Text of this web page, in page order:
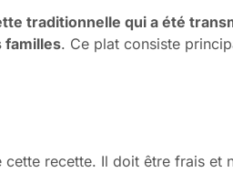
traditionnelle qui a été
familles. Ce plat consiste
recette. Il doit être frais et